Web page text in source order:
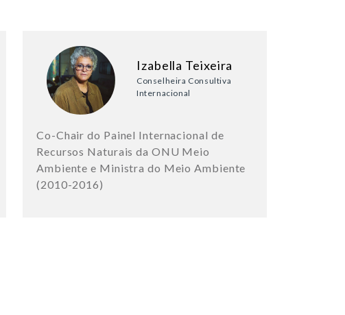
Izabella Teixeira
Conselheira Consultiva
Internacional
Co-Chair do Painel Internacional de
Recursos Naturais da ONU Meio
Ambiente e Ministra do Meio Ambiente
(2010-2016)